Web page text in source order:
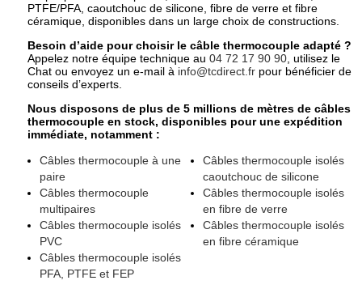
PTFE/PFA, caoutchouc de silicone, fibre de verre et fibre
céramique, disponibles dans un large choix de constructions.
Besoin d’aide pour choisir le câble thermocouple adapté ?
Appelez notre équipe technique au 04 72 17 90 90, utilisez le
Chat ou envoyez un e-mail à info@tcdirect.frpour bénéficier de
conseils d’experts.
Nous disposons de plus de 5 millions de mètres de câbles
thermocouple en stock, disponibles pour une expédition
immédiate, notamment :
Câbles thermocouple à une
paire
Câbles thermocouple
multipaires
Câbles thermocouple isolés
PVC
Câbles thermocouple isolés
PFA, PTFE et FEP
Câbles thermocouple isolés
caoutchouc de silicone
Câbles thermocouple isolés
en fibre de verre
Câbles thermocouple isolés
en fibre céramique